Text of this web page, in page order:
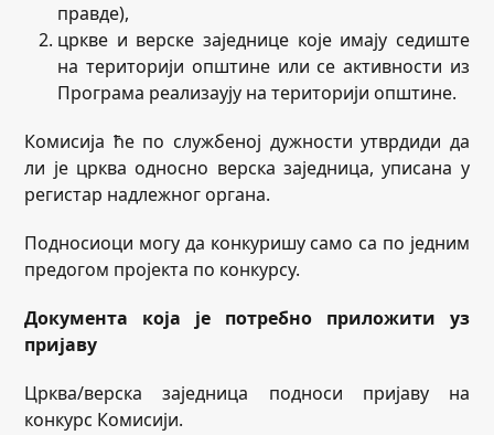
правде),
цркве и верске заједнице које имају седиште
на територији општине или се активности из
Програма реализаују на територији општине.
Комисија ће по службеној дужности утврдиди да
ли је црква односно верска заједница, уписана у
регистар надлежног органа.
Подносиоци могу да конкуришу само са по једним
предогом пројекта по конкурсу.
Документа која је потребно приложити уз
пријаву
Црква/верска заједница подноси пријаву на
конкурс Комисији.